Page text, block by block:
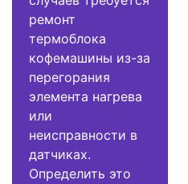
ремонт
термоблока
кофемашины из-за
перегорания
элемента нагрева
или
неисправности в
датчиках.
Определить это